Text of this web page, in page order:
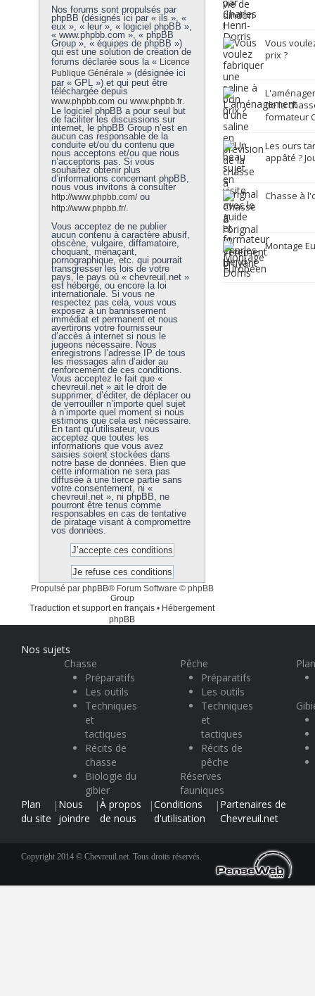
Nos forums sont propulsés par
phpBB (désignés ici par « ils », «
eux », « leur », « logiciel phpBB »,
« www.phpbb.com », « phpBB
Group », « équipes de phpBB »)
qui est une solution de création de
forums déclarée sous la « Licence
Publique Générale » (désignée ici
par « GPL ») et qui peut être
téléchargée depuis
www.phpbb.com ou www.phpbb.fr.
Le logiciel phpBB a pour seul but
de faciliter les discussions sur
internet, le phpBB Group n’est en
aucun cas responsable de la
conduite et/ou du contenu que
nous acceptons et/ou que nous
n’acceptons pas. Si vous
souhaitez obtenir plus
d’informations concernant phpBB,
nous vous invitons à consulter
http://www.phpbb.com/ou
http://www.phpbb.fr/.
Vous acceptez de ne publier
aucun contenu à caractère abusif,
obscène, vulgaire, diffamatoire,
choquant, menaçant,
pornographique, etc. qui pourrait
transgresser les lois de votre
pays, le pays où « chevreuil.net »
est hébergé, ou encore la loi
internationale. Si vous ne
respectez pas cela, vous vous
exposez à un bannissement
immédiat et permanent et nous
avertirons votre fournisseur
d’accès à internet si nous le
jugeons nécessaire. Nous
enregistrons l’adresse IP de tous
les messages afin d’aider au
renforcement de ces conditions.
Vous acceptez le fait que «
chevreuil.net » ait le droit de
supprimer, d’éditer, de déplacer ou
de verrouiller n’importe quel sujet
à n’importe quel moment si nous
estimons que cela est nécessaire.
En tant qu’utilisateur, vous
acceptez que toutes les
informations que vous avez
saisies soient stockées dans
notre base de données. Bien que
cette information ne sera pas
diffusée à une tierce partie sans
votre consentement, ni «
chevreuil.net », ni phpBB, ne
pourront être tenus comme
responsables en cas de tentative
de piratage visant à compromettre
vos données.
Propulsé par phpBB® Forum Software © phpBB
Group
Traduction et support en français • Hébergement
phpBB
Vous
prix ?
de la
formateur
Les ours
appâté ?
Chasse à
Montage
Nos sujets
Chasse
Préparatifs
Les outils
Techniques
et
tactiques
Récits de
chasse
Biologie du
gibier
Pêche
Préparatifs
Les outils
Techniques
et
tactiques
Récits de
pêche
Réserves
fauniques
Plan
du site
| Nous
joindre
|À propos
de nous
|Conditions
d'utilisation
| Partenaires de
Chevreuil.net
Copyright 2014 © Chevreuil.net. Tous droits réservés.